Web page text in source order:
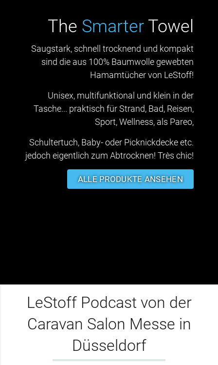
The Smarter Towel
Saugstark, schnell trocknend und kompakt
sind die aus 100% Baumwolle gewebten
Hamamtücher von LeStoff!
Unisex, multifunktional und klein in der
Tasche... praktisch für Strand, Bad, Reisen,
Sport, Wellness, als Pareo,
Schultertuch, Baby- oder Picknickdecke etc.
jedoch eigentlich zum Abtrocknen! Très chic!
ALLE PRODUKTE ANSEHEN
LeStoff Podcast von der
Caravan Salon Messe in
Düsseldorf